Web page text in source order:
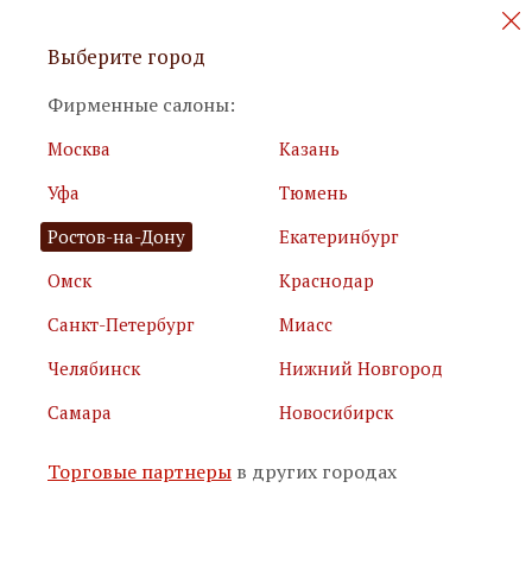
Персональные акции и новинки
Я принимаю
условия использования сайта
Я соглашаюсь сполитикой обработки персональных
Подписаться
Выберите город
Фирменные салоны:
Москва
Казань
Уфа
Тюмень
Ростов-на-Дону
Екатеринбург
Омск
Краснодар
Санкт-Петербург
Миасс
Челябинск
Нижний Новгород
Самара
Новосибирск
Торговые партнеры в других городах